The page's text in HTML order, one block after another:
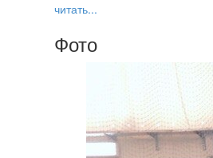
читать...
Фото